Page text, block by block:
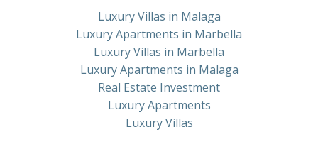
Luxury Villas in Malaga
Luxury Apartments in Marbella
Luxury Villas in Marbella
Luxury Apartments in Malaga
Real Estate Investment
Luxury Apartments
Luxury Villas